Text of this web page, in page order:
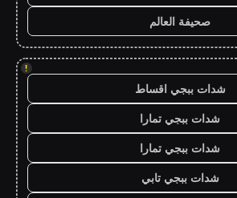
صحيفة العالم
!
شدات ببجي اقساط
شدات ببجي تمارا
شدات ببجي تمارا
شدات ببجي تابي